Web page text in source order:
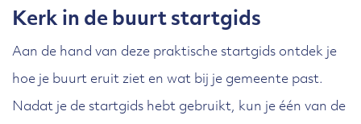
Kerk in de buurt startgids
Aan de hand van deze praktische startgids ontdek je
hoe je buurt eruit ziet en wat bij je gemeente past.
Nadat je de startgids hebt gebruikt, kun je één van de